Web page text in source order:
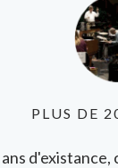
PLUS DE
ans